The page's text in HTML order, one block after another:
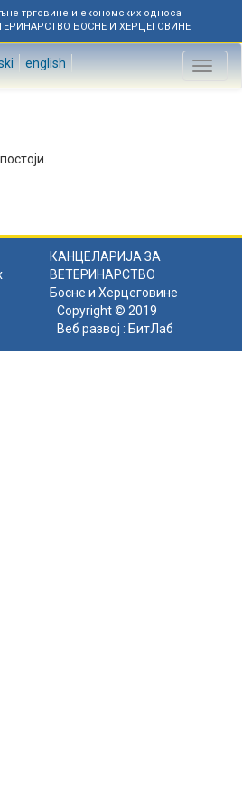
трговине и економских односа
БОСНЕ И ХЕРЦЕГОВИНЕ
english
Toggle
КАНЦЕЛАРИЈА ЗА
ВЕТЕРИНАРСТВО
Босне и Херцеговине
Copyright © 2019
Веб развој : БитЛаб